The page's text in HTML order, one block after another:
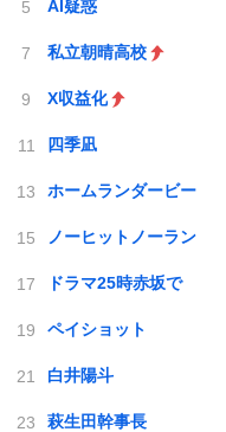
AI疑惑
私立朝晴高校
X収益化
四季凪
ホームランダービー
ノーヒットノーラン
ドラマ25時赤坂で
ペイショット
白井陽斗
萩生田幹事長